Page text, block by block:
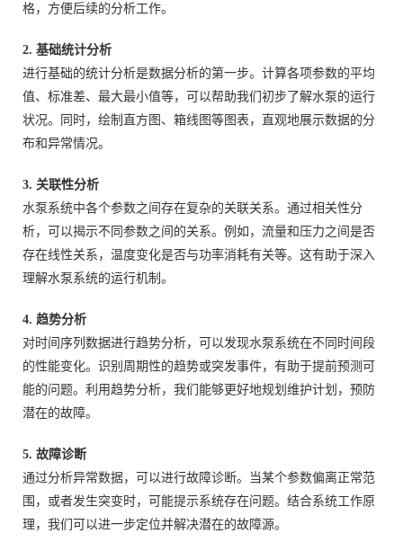
格，方便后续的分析工作。
2. 基础统计分析
进行基础的统计分析是数据分析的第一步。计算各项参数的平均
值、标准差、最大最小值等，可以帮助我们初步了解水泵的运行
状况。同时，绘制直方图、箱线图等图表，直观地展示数据的分
布和异常情况。
3. 关联性分析
水泵系统中各个参数之间存在复杂的关联关系。通过相关性分
析，可以揭示不同参数之间的关系。例如，流量和压力之间是否
存在线性关系，温度变化是否与功率消耗有关等。这有助于深入
理解水泵系统的运行机制。
4. 趋势分析
对时间序列数据进行趋势分析，可以发现水泵系统在不同时间段
的性能变化。识别周期性的趋势或突发事件，有助于提前预测可
能的问题。利用趋势分析，我们能够更好地规划维护计划，预防
潜在的故障。
5. 故障诊断
通过分析异常数据，可以进行故障诊断。当某个参数偏离正常范
围，或者发生突变时，可能提示系统存在问题。结合系统工作原
理，我们可以进一步定位并解决潜在的故障源。